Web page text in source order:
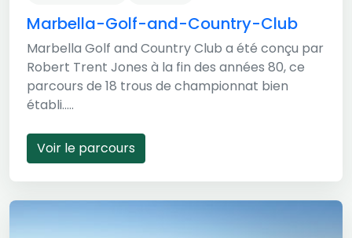
Marbella-Golf-and-Country-Club
Marbella Golf and Country Club a été conçu par
Robert Trent Jones à la fin des années 80, ce
parcours de 18 trous de championnat bien
établi.....
Voir le parcours